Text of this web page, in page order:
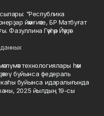
"Республика
йәмғиәте, БР Матбуғат
Фазуллина Гәүһәр Йәүҙәт
технологиялары һәм
буйынса федераль
буйынса идаралығында
һаны, 2025 йылдың 19-сы